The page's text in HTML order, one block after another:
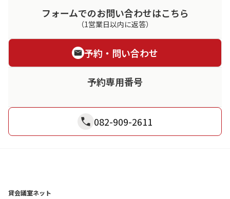
フォームでのお問い合わせはこちら
（1営業日以内に返答）
予約・問い合わせ
予約専用番号
082-909-2611
貸会議室ネット